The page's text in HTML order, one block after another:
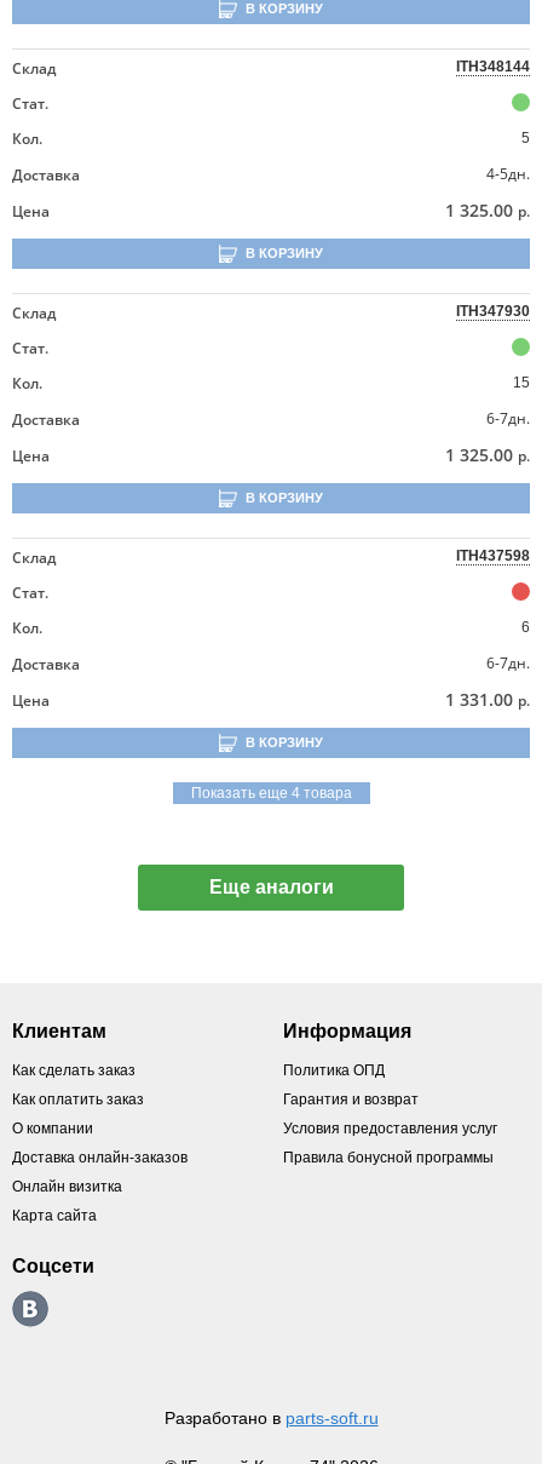
В КОРЗИНУ
Склад ITH348144
Стат.
Кол.
5
Доставка
4-5дн.
Цена
1 325.00 р.
В КОРЗИНУ
Склад ITH347930
Стат.
Кол.
15
Доставка
6-7дн.
Цена
1 325.00 р.
В КОРЗИНУ
Склад ITH437598
Стат.
Кол.
6
Доставка
6-7дн.
Цена
1 331.00 р.
В КОРЗИНУ
Показать еще 4 товара
Еще аналоги
Клиентам
Как сделать заказ
Как оплатить заказ
О компании
Доставка онлайн-заказов
Онлайн визитка
Карта сайта
Информация
Политика ОПД
Гарантия и возврат
Условия предоставления услуг
Правила бонусной программы
Соцсети
Разработано в parts-soft.ru